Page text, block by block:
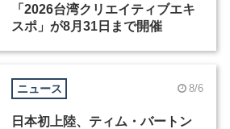
「2026台湾クリエイティブエキ
スポ」が8月31日まで開催
ニュース 8/6
日本初上陸、ティム・バートン